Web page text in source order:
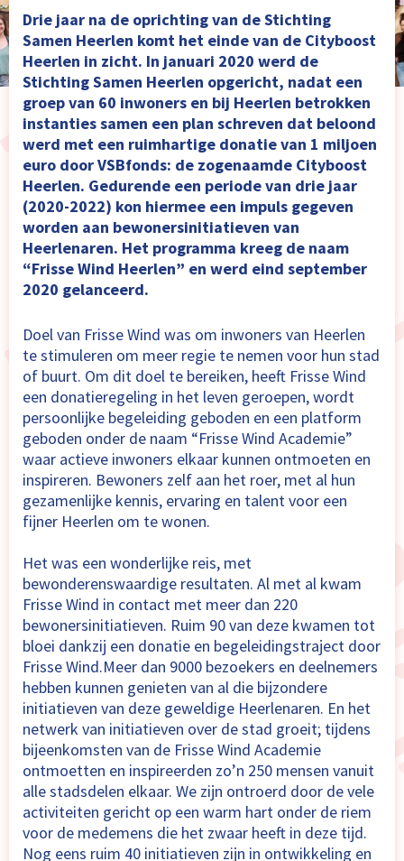
Drie jaar na de oprichting van de Stichting
Samen Heerlen komt het einde van de Cityboost
Heerlen in zicht. In januari 2020 werd de
Stichting Samen Heerlen opgericht, nadat een
groep van 60 inwoners en bij Heerlen betrokken
instanties samen een plan schreven dat beloond
werd met een ruimhartige donatie van 1 miljoen
euro door VSBfonds: de zogenaamde Cityboost
Heerlen. Gedurende een periode van drie jaar
(2020-2022) kon hiermee een impuls gegeven
worden aan bewonersinitiatieven van
Heerlenaren. Het programma kreeg de naam
“Frisse Wind Heerlen” en werd eind september
2020 gelanceerd.
Doel van Frisse Wind was om inwoners van Heerlen
te stimuleren om meer regie te nemen voor hun stad
of buurt. Om dit doel te bereiken, heeft Frisse Wind
een donatieregeling in het leven geroepen, wordt
persoonlijke begeleiding geboden en een platform
geboden onder de naam “Frisse Wind Academie”
waar actieve inwoners elkaar kunnen ontmoeten en
inspireren. Bewoners zelf aan het roer, met al hun
gezamenlijke kennis, ervaring en talent voor een
fijner Heerlen om te wonen.
Het was een wonderlijke reis, met
bewonderenswaardige resultaten. Al met al kwam
Frisse Wind in contact met meer dan 220
bewonersinitiatieven. Ruim 90 van deze kwamen tot
bloei dankzij een donatie en begeleidingstraject door
Frisse Wind.Meer dan 9000 bezoekers en deelnemers
hebben kunnen genieten van al die bijzondere
initiatieven van deze geweldige Heerlenaren. En het
netwerk van initiatieven over de stad groeit; tijdens
bijeenkomsten van de Frisse Wind Academie
ontmoetten en inspireerden zo’n 250 mensen vanuit
alle stadsdelen elkaar. We zijn ontroerd door de vele
activiteiten gericht op een warm hart onder de riem
voor de medemens die het zwaar heeft in deze tijd.
Nog eens ruim 40 initiatieven zijn in ontwikkeling en